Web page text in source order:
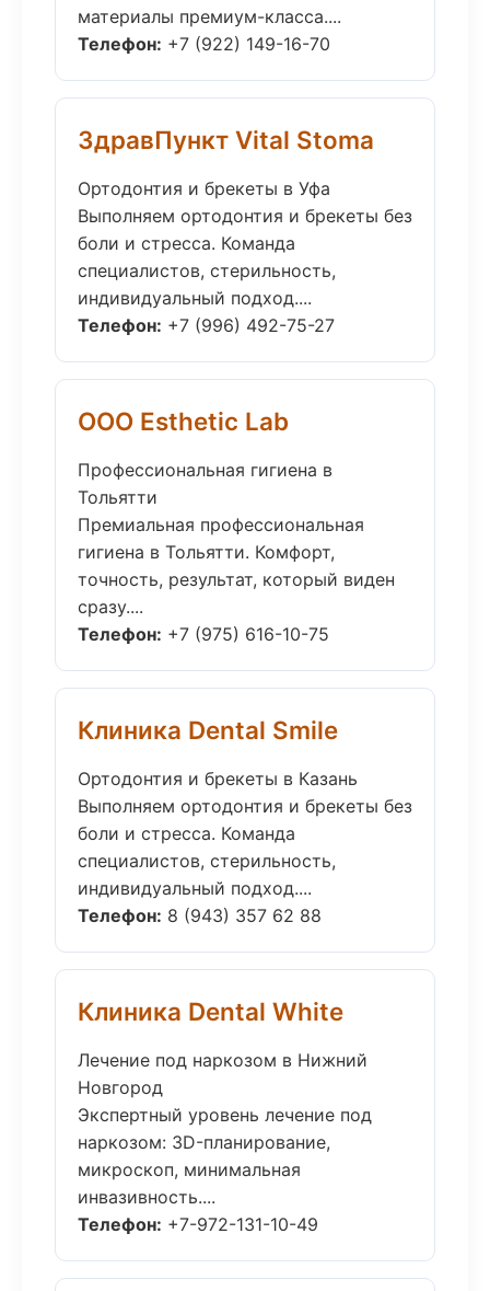
материалы премиум-класса....
Телефон: +7 (922) 149-16-70
ЗдравПункт Vital Stoma
Ортодонтия и брекеты в Уфа
Выполняем ортодонтия и брекеты без
боли и стресса. Команда
специалистов, стерильность,
индивидуальный подход....
Телефон: +7 (996) 492-75-27
ООО Esthetic Lab
Профессиональная гигиена в
Тольятти
Премиальная профессиональная
гигиена в Тольятти. Комфорт,
точность, результат, который виден
сразу....
Телефон: +7 (975) 616-10-75
Клиника Dental Smile
Ортодонтия и брекеты в Казань
Выполняем ортодонтия и брекеты без
боли и стресса. Команда
специалистов, стерильность,
индивидуальный подход....
Телефон: 8 (943) 357 62 88
Клиника Dental White
Лечение под наркозом в Нижний
Новгород
Экспертный уровень лечение под
наркозом: 3D-планирование,
микроскоп, минимальная
инвазивность....
Телефон: +7-972-131-10-49